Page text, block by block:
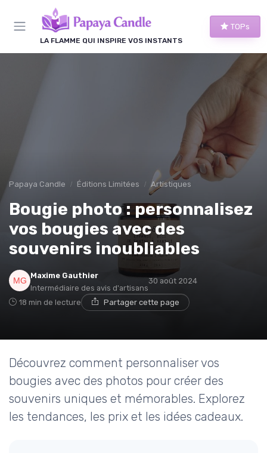
LA FLAMME QUI INSPIRE VOS INSTANTS
TOPs
Papaya Candle Éditions Limitées Artistiques
Bougie photo : personnalisez
vos bougies avec des
souvenirs inoubliables
Maxime Gauthier
Intermédiaire des avis d'artisans
30 août 2024
18 min de lecture Partager cette page
Découvrez comment personnaliser vos
bougies avec des photos pour créer des
souvenirs uniques et mémorables. Explorez
les tendances, les prix et les idées cadeaux.
Panneau de gestion des cookies